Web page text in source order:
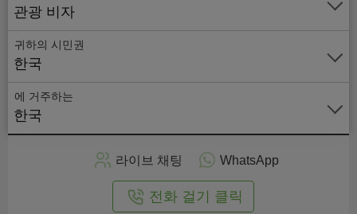
관광 비자
귀하의 시민권
한국
에 거주하는
한국
온
라
인
라이브 채팅 WhatsApp
전화 걸기 클릭